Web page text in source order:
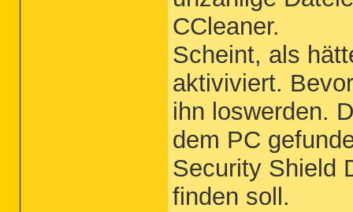
CCleaner.
Scheint, als
aktiviviert.
ihn loswerden.
dem PC
Security Shield
finden soll.